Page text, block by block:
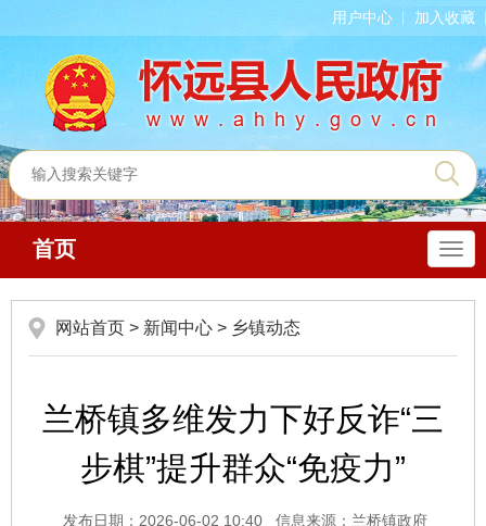
用户中心 加入收藏
导
航
首页
网站首页 > 新闻中心 > 乡镇动态
兰桥镇多维发力下好反诈“三
步棋”提升群众“免疫力”
发布日期：2026-06-02 10:40
信息来源：兰桥镇政府